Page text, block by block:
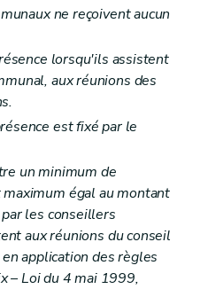
communales
et des régies communales autonomes
ne reçoivent aucun
lorsqu'ils assistent
aux réunions des
est fixé par le
un minimum de
égal au montant
les conseillers
aux réunions du conseil
application des règles
– Loi du 4 mai 1999,